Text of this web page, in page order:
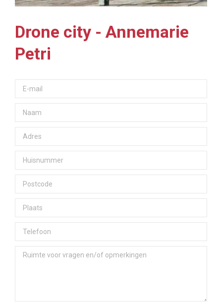
Drone city - Annemarie
Petri